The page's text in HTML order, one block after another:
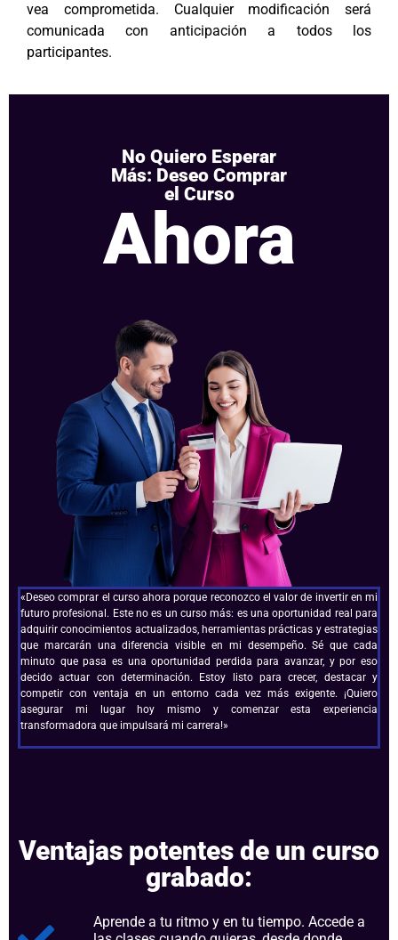
vea comprometida. Cualquier modificación será
comunicada con anticipación a todos los
participantes.
No Quiero Esperar
Más: Deseo Comprar
el Curso
Ahora
«Deseo comprar el curso ahora porque reconozco el valor de invertir en mi
futuro profesional. Este no es un curso más: es una oportunidad real para
adquirir conocimientos actualizados, herramientas prácticas y estrategias
que marcarán una diferencia visible en mi desempeño. Sé que cada
minuto que pasa es una oportunidad perdida para avanzar, y por eso
decido actuar con determinación. Estoy listo para crecer, destacar y
competir con ventaja en un entorno cada vez más exigente. ¡Quiero
asegurar mi lugar hoy mismo y comenzar esta experiencia
transformadora que impulsará mi carrera!»
Ventajas potentes de un curso
grabado:
Aprende a tu ritmo y en tu tiempo. Accede a